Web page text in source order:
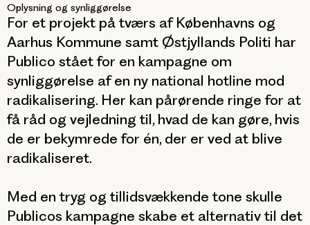
Oplysning og synliggørelse
For et projekt på tværs af Københavns og
Aarhus Kommune samt Østjyllands Politi har
Publico stået for en kampagne om
synliggørelse af en ny national hotline mod
radikalisering. Her kan pårørende ringe for at
få råd og vejledning til, hvad de kan gøre, hvis
de er bekymrede for én, der er ved at blive
radikaliseret.
Med en tryg og tillidsvækkende tone skulle
Publicos kampagne skabe et alternativ til det